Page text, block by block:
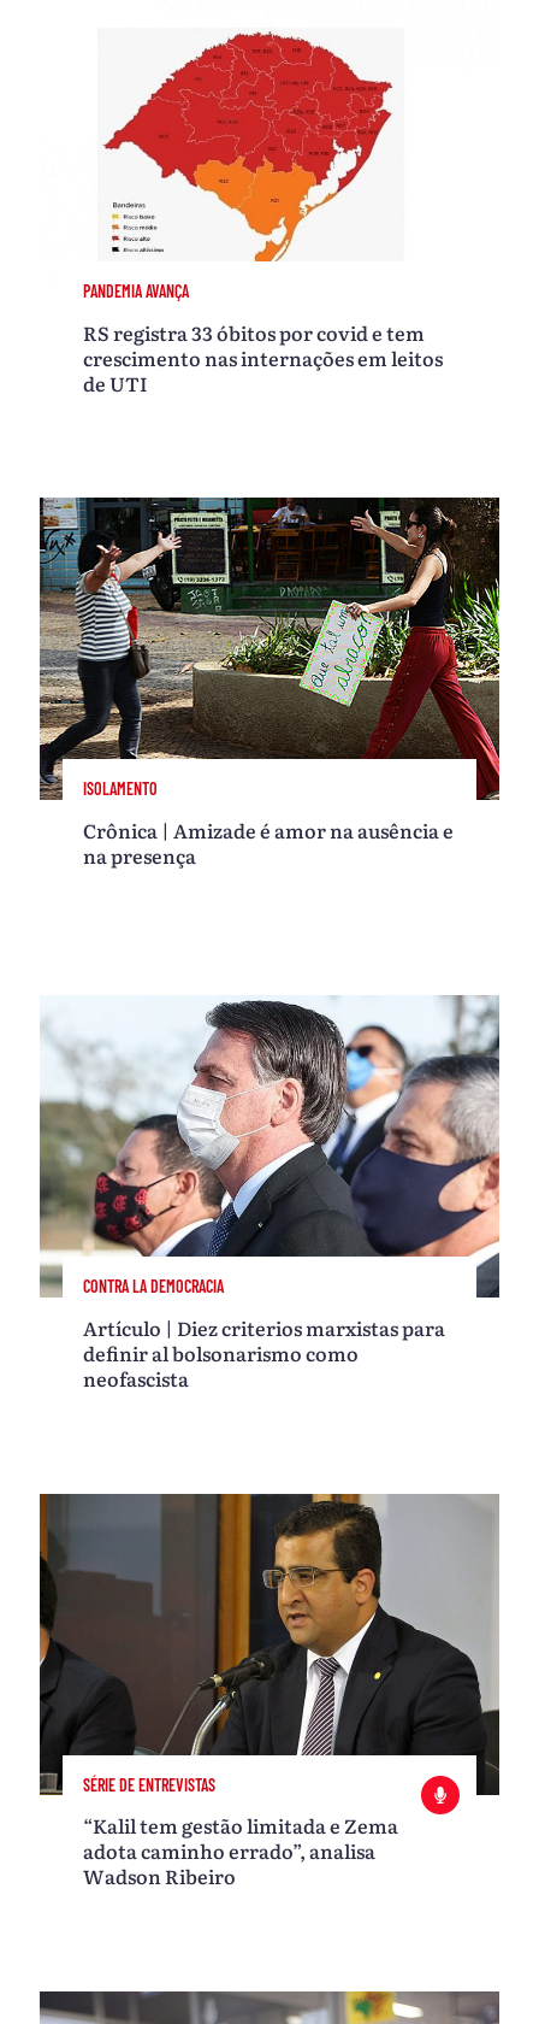
PANDEMIA AVANÇA
RS registra 33 óbitos por covid e tem
crescimento nas internações em leitos
de UTI
ISOLAMENTO
Crônica | Amizade é amor na ausência e
na presença
CONTRA LA DEMOCRACIA
Artículo | Diez criterios marxistas para
definir al bolsonarismo como
neofascista
SÉRIE DE ENTREVISTAS
“Kalil tem gestão limitada e Zema
adota caminho errado”, analisa
Wadson Ribeiro